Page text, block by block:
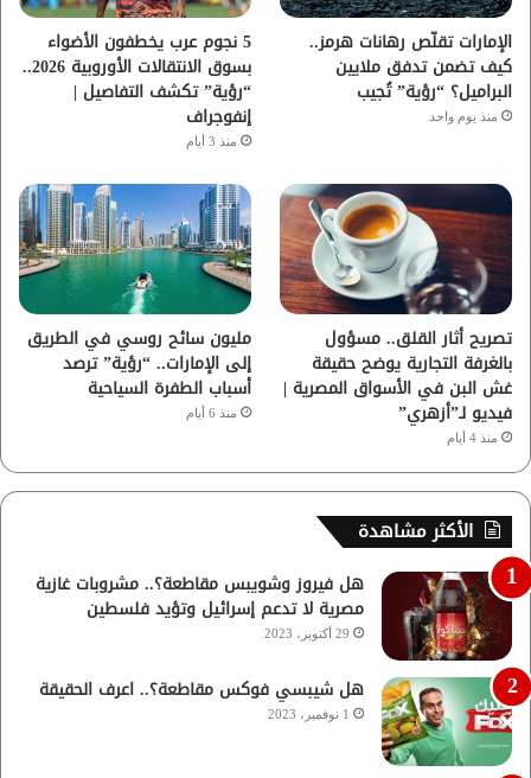
م
الإمارات تقلّص رهانات هرمز..
كيف تضمن تدفق ملايين
البراميل؟ “رؤية” تُجيب
منذ يوم واحد
5 نجوم عرب يخطفون الأضواء
بسوق الانتقالات الأوروبية 2026..
“رؤية” تكشف التفاصيل |
إنفوجراف
منذ 3 أيام
تصريح أثار القلق.. مسؤول
بالغرفة التجارية يوضح حقيقة
غش البن في الأسواق المصرية |
فيديو لـ”أزهري”
منذ 4 أيام
مليون سائح روسي في الطريق
إلى الإمارات.. “رؤية” ترصد
أسباب الطفرة السياحية
منذ 6 أيام
الأكثر مشاهدة
هل فيروز وشويبس مقاطعة؟.. مشروبات غازية
مصرية لا تدعم إسرائيل وتؤيد فلسطين
29 أكتوبر، 2023
هل شيبسي فوكس مقاطعة؟.. اعرف الحقيقة
1 نوفمبر، 2023